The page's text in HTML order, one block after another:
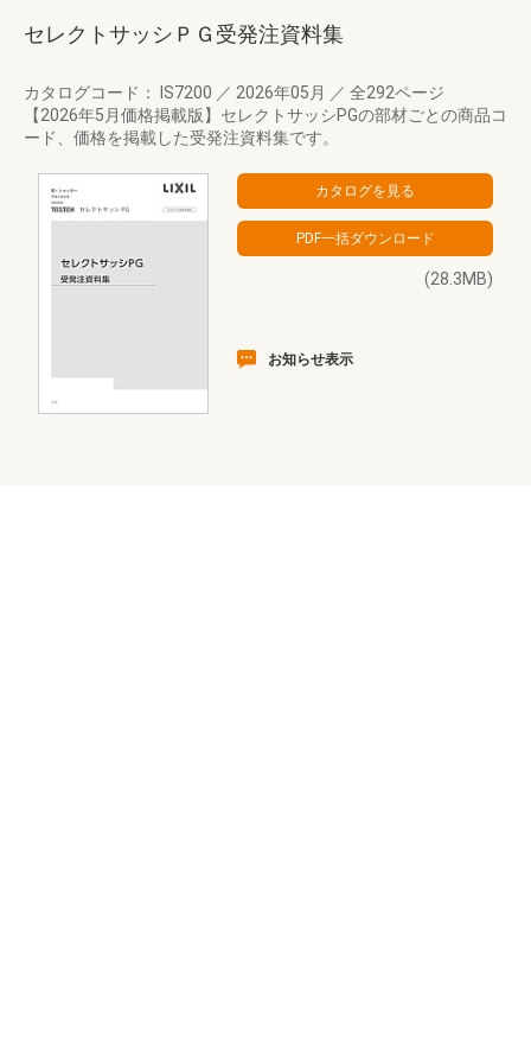
セレクトサッシＰＧ受発注資料集
カタログコード： IS7200 ／ 2026年05月 ／ 全292ページ
【2026年5月価格掲載版】セレクトサッシPGの部材ごとの商品コ
ード、価格を掲載した受発注資料集です。
(28.3MB)
お知らせ表示